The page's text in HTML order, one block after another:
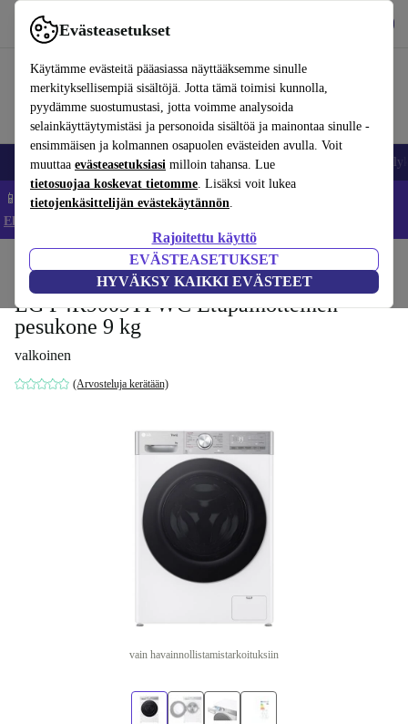
Evästeasetukset
Käytämme evästeitä pääasiassa näyttääksemme sinulle
merkityksellisempiä sisältöjä. Jotta tämä toimisi kunnolla,
pyydämme suostumustasi, jotta voimme analysoida
selainkäyttäytymistäsi ja personoida sisältöä ja mainontaa sinulle -
ensimmäisen ja kolmannen osapuolen evästeiden avulla. Voit
muuttaa evästeasetuksiasi milloin tahansa. Lue
tietosuojaa koskevat tietomme. Lisäksi voit lukea
tietojenkäsittelijän evästekäytännön.
Rajoitettu käyttö
EVÄSTEASETUKSET
HYVÄKSY KAIKKI EVÄSTEET
Käytä refurbed-palvelua nopeasti ja helposti
Matkapuhelimet ja älypuhelimet Kannettavat tietokoneet
📱 Säästä 5 % LISÄÄ iPhoneista – Koodi: IPHONEDEAL –
Ehdot ja säännöt
Suuret sähkölaitteet
LG F4R9009TPWC Etupainotteinen
pesukone 9 kg
valkoinen
(Arvosteluja kerätään)
vain havainnollistamistarkoituksiin